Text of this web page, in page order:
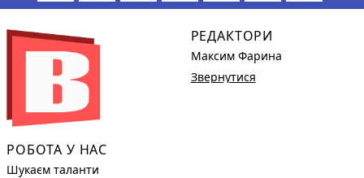
РОБОТА У НАС
Шукаєм таланти
РЕДАКТОРИ
Максим Фарина
Звернутися